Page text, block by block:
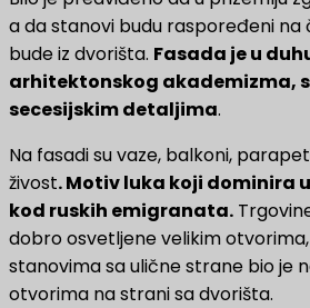
a da stanovi budu raspoređeni na
bude iz dvorišta. Fasada je u
arhitektonskog akademizma,
secesijskim detaljima.
Na fasadi su vaze, balkoni,
živost. Motiv luka koji dominira
kod ruskih emigranata.
dobro osvetljene velikim
stanovima sa ulične strane bio je
otvorima na strani sa dvorišta.